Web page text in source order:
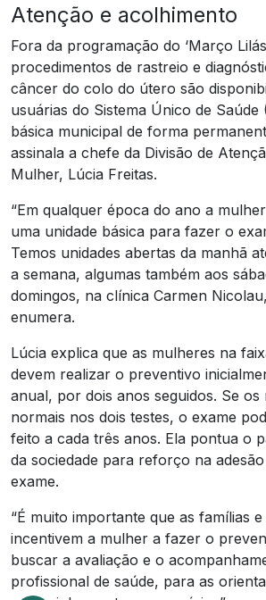
Atenção e acolhimento
Fora da programação do ‘Março
procedimentos de rastreio e
câncer do colo do útero são
usuárias do Sistema Único de Saúde
básica municipal de forma
assinala a chefe da Divisão de
Mulher, Lúcia Freitas.
“Em qualquer época do ano a
uma unidade básica para fazer o
Temos unidades abertas da manhã
a semana, algumas também aos
domingos, na clínica Carmen
enumera.
Lúcia explica que as mulheres na
devem realizar o preventivo
anual, por dois anos seguidos. Se
normais nos dois testes, o exame
feito a cada três anos. Ela pontua o
da sociedade para reforço na
exame.
“É muito importante que as famílias
incentivem a mulher a fazer o
buscar a avaliação e o
profissional de saúde, para as